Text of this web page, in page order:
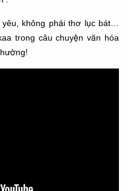
không phải thơ lục bát…
trong câu chuyện văn hóa